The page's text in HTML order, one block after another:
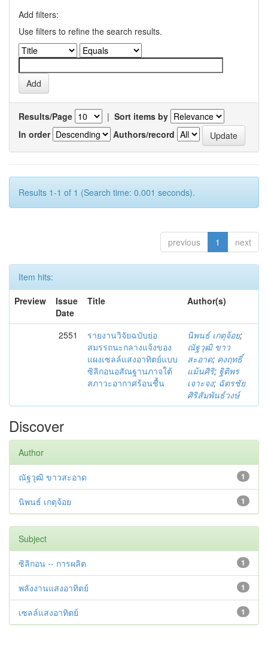
Add filters:
Use filters to refine the search results.
Results/Page | Sort items by
In order
Authors/record
Results 1-1 of 1 (Search time: 0.001 seconds).
previous 1 next
Item hits:
Preview
Issue
Date
Title Author(s)
2551
รายงานวิจัยฉบับย่อ
สมรรถนะกลางแจ้งของ
แผงเซลล์แสงอาทิตย์แบบ
ซิลิกอนอสัณฐานภาจใต้
สภาวะอากาศร้อนชื้น
นิพนธ์ เกตุจ้อย;
ณัฐวุฒิ ขาว
สะอาด; คงฤทธิ์
แม้นศิริ; ฐิติพร
เจาะจง; ฉัตรชัย
ศิริสัมพันธ์วงษ์
Discover
Author
1
ณัฐวุฒิ ขาวสะอาด
1
นิพนธ์ เกตุจ้อย
Subject
1
ซิลิกอน -- การผลิต
1
พลังงานแสงอาทิตย์
1
เซลล์แสงอาทิตย์